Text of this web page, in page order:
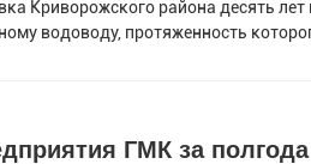
Криворожского района десять
водоводу, протяженность
ГМК за